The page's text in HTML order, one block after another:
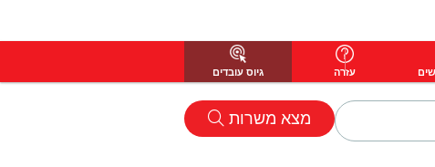
עזרה גיוס עובדים
מצא משרות